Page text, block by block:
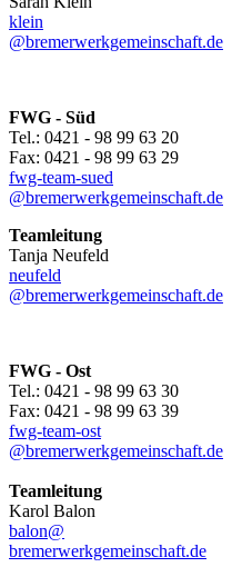
klein
@bremerwerkgemeinschaft.de
FWG - Süd
Tel.: 0421 - 98 99 63 20
Fax: 0421 - 98 99 63 29
fwg-team-sued
@bremerwerkgemeinschaft.de
Teamleitung
Tanja Neufeld
neufeld
@bremerwerkgemeinschaft.de
FWG - Ost
Tel.: 0421 - 98 99 63 30
Fax: 0421 - 98 99 63 39
fwg-team-ost
@bremerwerkgemeinschaft.de
Teamleitung
Karol Balon
balon@
bremerwerkgemeinschaft.de